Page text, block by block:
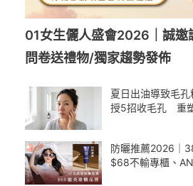
01女生儷人盛會2026｜誠邀
問卷送禮物/獨家趨勢發佈
夏日出油導致毛
授5招收毛孔 重
防曬推薦2026｜
$68不輸專櫃、